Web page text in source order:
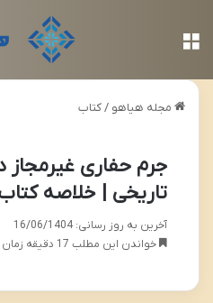
مجله هیاهو /کتاب
جرم حفاری غیرمجاز
تاریخی | خلاصه
آخرین به روز رسانی: 16/06/1404
خواندن این مطلب 17 دقیقه زمان میبرد